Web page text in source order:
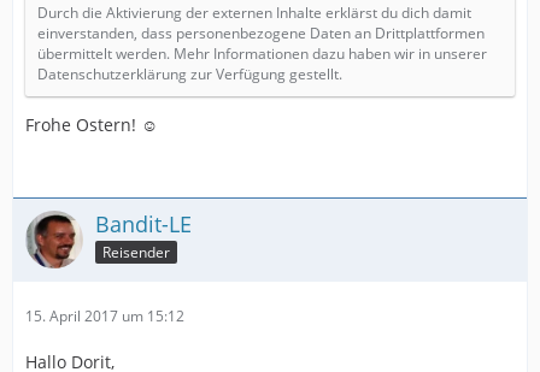
Durch die Aktivierung der externen Inhalte erklärst du dich damit
einverstanden, dass personenbezogene Daten an Drittplattformen
übermittelt werden. Mehr Informationen dazu haben wir in unserer
Datenschutzerklärung zur Verfügung gestellt.
Frohe Ostern! ☺
Bandit-LE
Reisender
15. April 2017 um 15:12
Hallo Dorit,